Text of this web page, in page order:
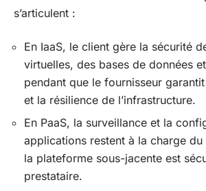
s’articulent :
En IaaS, le client gère la sécurité
virtuelles, des bases de données
pendant que le fournisseur
et la résilience de l’infrastructure.
En PaaS, la surveillance et la
applications restent à la charge
la plateforme sous-jacente est
prestataire.